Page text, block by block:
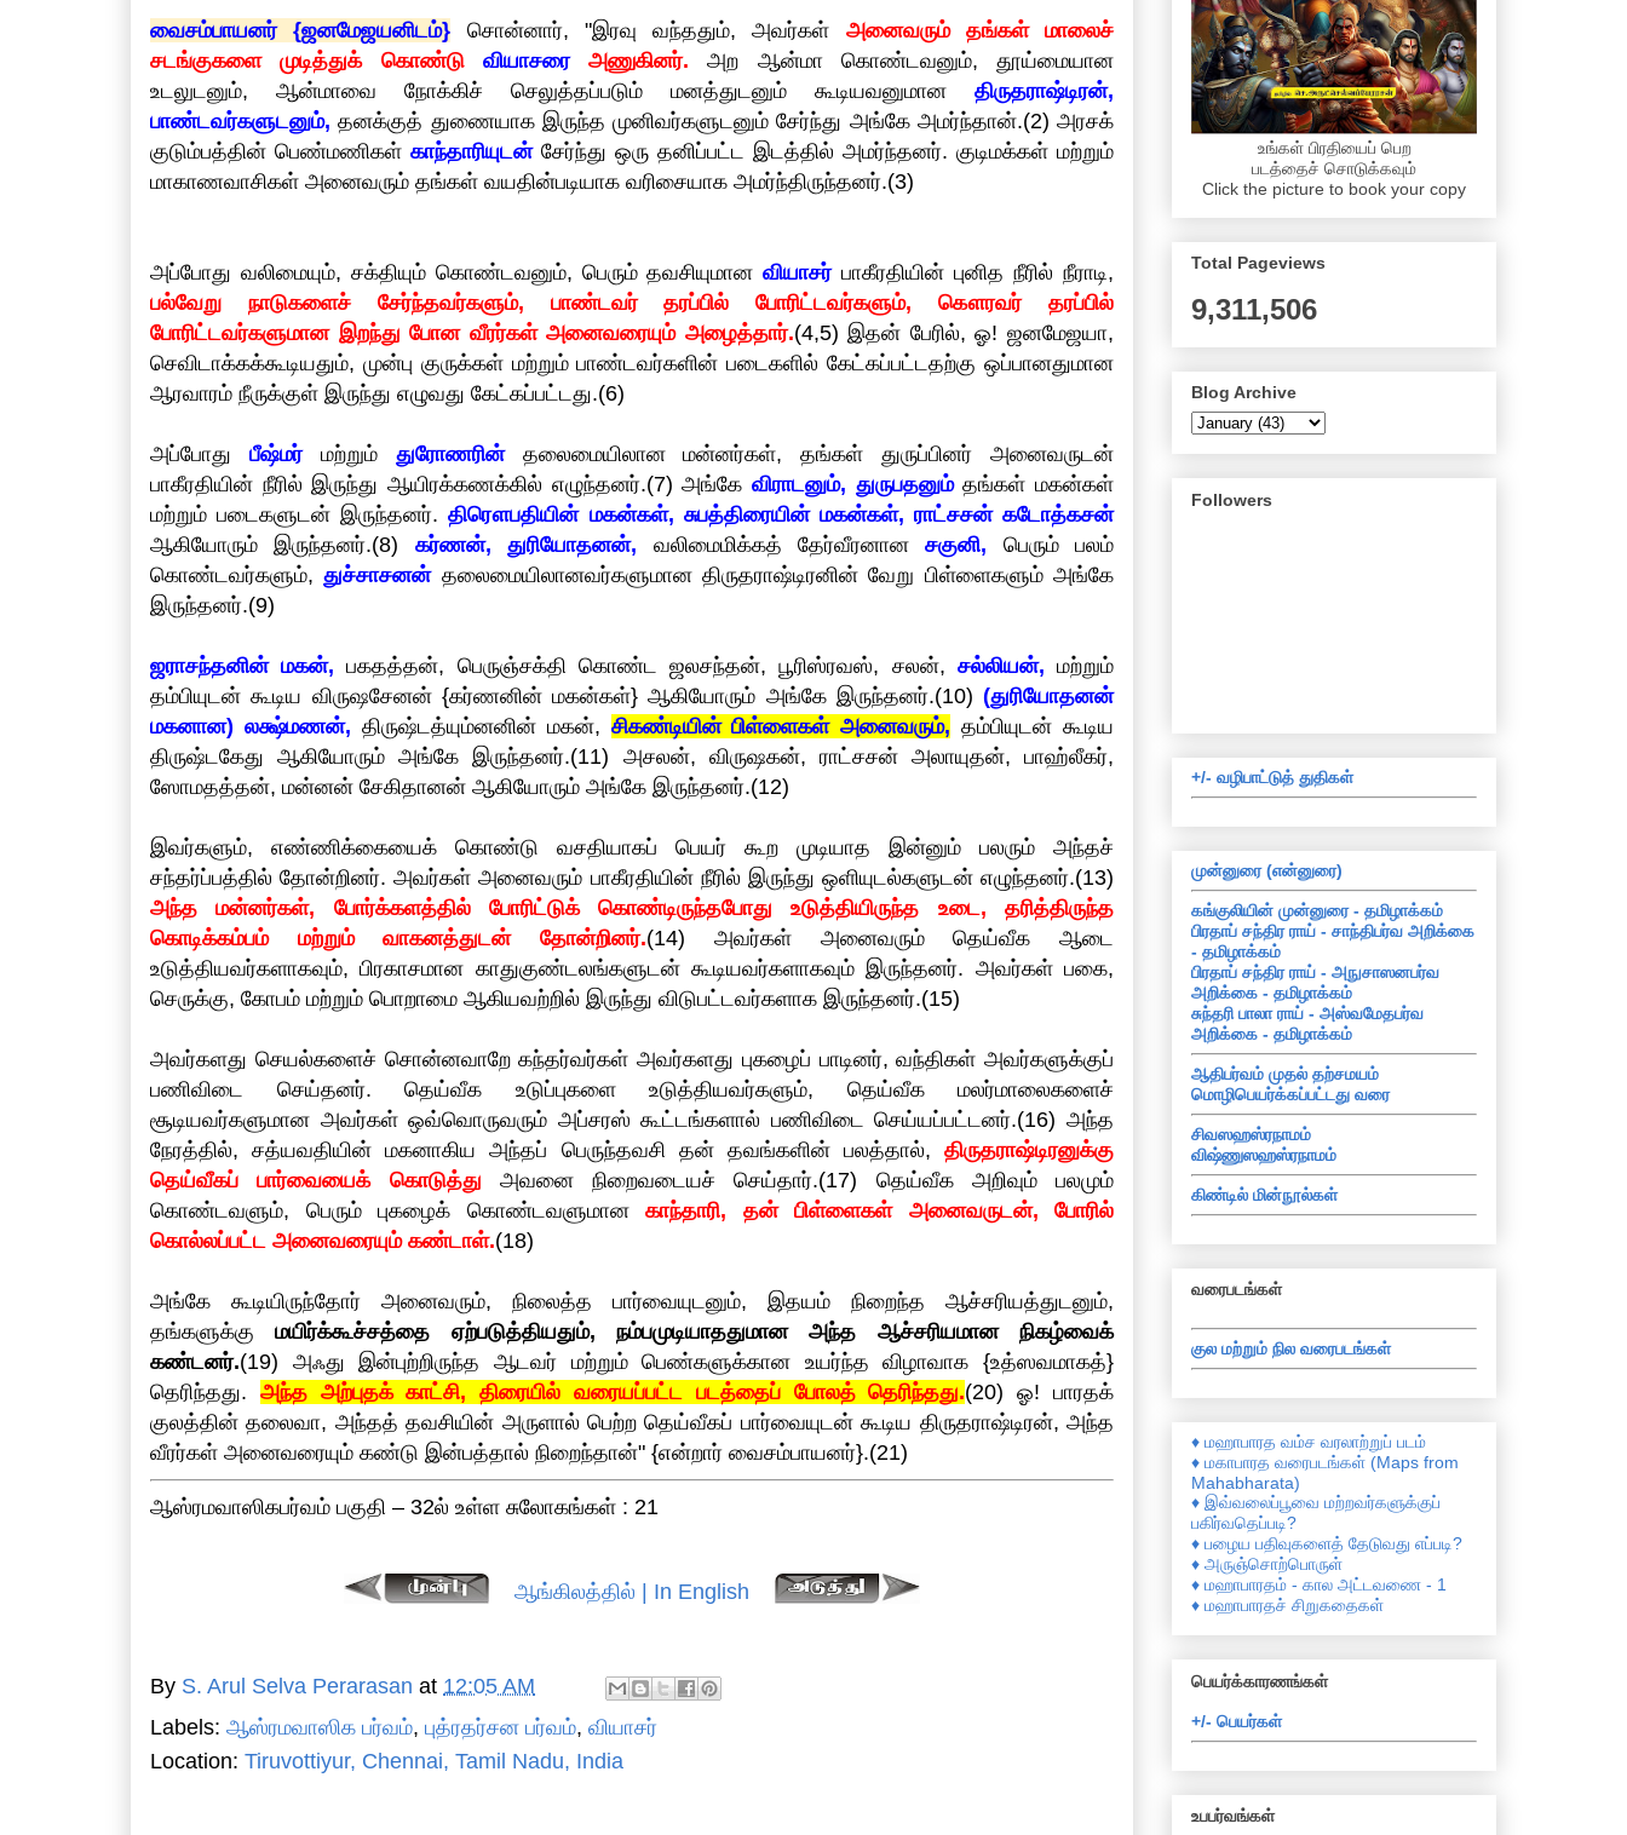
வைசம்பாயனர் {ஜனமேஜயனிடம்} சொன்னார், "இரவு வந்ததும், அவர்கள் அனைவரும் தங்கள் மாலைச்
சடங்குகளை முடித்துக் கொண்டு வியாசரைஅணுகினர். அற ஆன்மா கொண்டவனும், தூய்மையான
உடலுடனும், ஆன்மாவை நோக்கிச் செலுத்தப்படும் மனத்துடனும் கூடியவனுமான திருதராஷ்டிரன்,
பாண்டவர்களுடனும், தனக்குத் துணையாக இருந்த முனிவர்களுடனும் சேர்ந்து அங்கே அமர்ந்தான்.(2) அரசக்
குடும்பத்தின் பெண்மணிகள் காந்தாரியுடன்சேர்ந்து ஒரு தனிப்பட்ட இடத்தில் அமர்ந்தனர். குடிமக்கள் மற்றும்
மாகாணவாசிகள் அனைவரும் தங்கள் வயதின்படியாக வரிசையாக அமர்ந்திருந்தனர்.(3)
அப்போது வலிமையும், சக்தியும் கொண்டவனும், பெரும் தவசியுமானவியாசர்பாகீரதியின் புனித நீரில் நீராடி,
பல்வேறு நாடுகளைச் சேர்ந்தவர்களும், பாண்டவர் தரப்பில் போரிட்டவர்களும், கௌரவர் தரப்பில்
போரிட்டவர்களுமான இறந்து போன வீரர்கள் அனைவரையும் அழைத்தார்.(4,5) இதன் பேரில், ஓ! ஜனமேஜயா,
செவிடாக்கக்கூடியதும், முன்பு குருக்கள் மற்றும் பாண்டவர்களின் படைகளில் கேட்கப்பட்டதற்கு ஒப்பானதுமான
ஆரவாரம் நீருக்குள் இருந்து எழுவது கேட்கப்பட்டது.(6)
அப்போது பீஷ்மர்மற்றும் துரோணரின்தலைமையிலான மன்னர்கள், தங்கள் துருப்பினர் அனைவருடன்
பாகீரதியின் நீரில் இருந்து ஆயிரக்கணக்கில் எழுந்தனர்.(7) அங்கே விராடனும், துருபதனும்தங்கள் மகன்கள்
மற்றும் படைகளுடன் இருந்தனர்.திரௌபதியின் மகன்கள், சுபத்திரையின் மகன்கள், ராட்சசன் கடோத்கசன்
ஆகியோரும் இருந்தனர்.(8) கர்ணன், துரியோதனன், வலிமைமிக்கத் தேர்வீரனானசகுனி, பெரும் பலம்
கொண்டவர்களும்,துச்சாசனன்தலைமையிலானவர்களுமான திருதராஷ்டிரனின் வேறு பிள்ளைகளும் அங்கே
இருந்தனர்.(9)
ஜராசந்தனின் மகன், பகதத்தன், பெருஞ்சக்தி கொண்ட ஜலசந்தன், பூரிஸ்ரவஸ், சலன், சல்லியன், மற்றும்
தம்பியுடன் கூடிய விருஷசேனன் {கர்ணனின் மகன்கள்} ஆகியோரும் அங்கே இருந்தனர்.(10) (துரியோதனன்
மகனான) லக்ஷ்மணன், திருஷ்டத்யும்னனின் மகன், சிகண்டியின் பிள்ளைகள் அனைவரும், தம்பியுடன் கூடிய
திருஷ்டகேது ஆகியோரும் அங்கே இருந்தனர்.(11) அசலன், விருஷகன், ராட்சசன் அலாயுதன், பாஹ்லீகர்,
ஸோமதத்தன், மன்னன் சேகிதானன் ஆகியோரும் அங்கே இருந்தனர்.(12)
இவர்களும், எண்ணிக்கையைக் கொண்டு வசதியாகப் பெயர் கூற முடியாத இன்னும் பலரும் அந்தச்
சந்தர்ப்பத்தில் தோன்றினர். அவர்கள் அனைவரும் பாகீரதியின் நீரில் இருந்து ஒளியுடல்களுடன் எழுந்தனர்.(13)
அந்த மன்னர்கள், போர்க்களத்தில் போரிட்டுக் கொண்டிருந்தபோது உடுத்தியிருந்த உடை, தரித்திருந்த
கொடிக்கம்பம் மற்றும் வாகனத்துடன் தோன்றினர்.(14) அவர்கள் அனைவரும் தெய்வீக ஆடை
உடுத்தியவர்களாகவும், பிரகாசமான காதுகுண்டலங்களுடன் கூடியவர்களாகவும் இருந்தனர். அவர்கள் பகை,
செருக்கு, கோபம் மற்றும் பொறாமை ஆகியவற்றில் இருந்து விடுபட்டவர்களாக இருந்தனர்.(15)
அவர்களது செயல்களைச் சொன்னவாறே கந்தர்வர்கள் அவர்களது புகழைப் பாடினர், வந்திகள் அவர்களுக்குப்
பணிவிடை செய்தனர். தெய்வீக உடுப்புகளை உடுத்தியவர்களும், தெய்வீக மலர்மாலைகளைச்
சூடியவர்களுமான அவர்கள் ஒவ்வொருவரும் அப்சரஸ் கூட்டங்களால் பணிவிடை செய்யப்பட்டனர்.(16) அந்த
நேரத்தில், சத்யவதியின் மகனாகிய அந்தப் பெருந்தவசி தன் தவங்களின் பலத்தால், திருதராஷ்டிரனுக்கு
தெய்வீகப் பார்வையைக் கொடுத்து அவனை நிறைவடையச் செய்தார்.(17) தெய்வீக அறிவும் பலமும்
கொண்டவளும், பெரும் புகழைக் கொண்டவளுமான காந்தாரி, தன் பிள்ளைகள் அனைவருடன், போரில்
கொல்லப்பட்ட அனைவரையும் கண்டாள்.(18)
அங்கே கூடியிருந்தோர் அனைவரும், நிலைத்த பார்வையுடனும், இதயம் நிறைந்த ஆச்சரியத்துடனும்,
தங்களுக்குமயிர்க்கூச்சத்தை ஏற்படுத்தியதும், நம்பமுடியாததுமான அந்த ஆச்சரியமான நிகழ்வைக்
கண்டனர்.(19) அஃது இன்புற்றிருந்த ஆடவர் மற்றும் பெண்களுக்கான உயர்ந்த விழாவாக {உத்ஸவமாகத்}
தெரிந்தது. அந்த அற்புதக் காட்சி, திரையில் வரையப்பட்ட படத்தைப் போலத் தெரிந்தது.(20) ஓ! பாரதக்
குலத்தின் தலைவா, அந்தத் தவசியின் அருளால் பெற்ற தெய்வீகப் பார்வையுடன் கூடிய திருதராஷ்டிரன், அந்த
வீரர்கள் அனைவரையும் கண்டு இன்பத்தால் நிறைந்தான்" {என்றார் வைசம்பாயனர்}.(21)
ஆஸ்ரமவாஸிகபர்வம் பகுதி – 32ல் உள்ள சுலோகங்கள் : 21
ஆங்கிலத்தில் | In English
By S. Arul Selva Perarasan at 12:05 AM
Labels: ஆஸ்ரமவாஸிக பர்வம், புத்ரதர்சன பர்வம், வியாசர்
Location: Tiruvottiyur, Chennai, Tamil Nadu, India
உங்கள் பிரதியைப் பெற
படத்தைச் சொடுக்கவும்
Click the picture to book your copy
Total Pageviews
9,311,506
Blog Archive
Followers
+/- வழிபாட்டுத் துதிகள்
முன்னுரை (என்னுரை)
கங்குலியின் முன்னுரை - தமிழாக்கம்
பிரதாப் சந்திர ராய் - சாந்திபர்வ அறிக்கை
- தமிழாக்கம்
பிரதாப் சந்திர ராய் - அநுசாஸனபர்வ
அறிக்கை - தமிழாக்கம்
சுந்தரி பாலா ராய் - அஸ்வமேதபர்வ
அறிக்கை - தமிழாக்கம்
ஆதிபர்வம் முதல் தற்சமயம்
மொழிபெயர்க்கப்பட்டது வரை
சிவஸஹஸ்ரநாமம்
விஷ்ணுஸஹஸ்ரநாமம்
கிண்டில் மின்நூல்கள்
வரைபடங்கள்
குல மற்றும் நில வரைபடங்கள்
♦ மஹாபாரத வம்ச வரலாற்றுப் படம்
♦ மகாபாரத வரைபடங்கள் (Maps from
Mahabharata)
♦ இவ்வலைப்பூவை மற்றவர்களுக்குப்
பகிர்வதெப்படி?
♦ பழைய பதிவுகளைத் தேடுவது எப்படி?
♦ அருஞ்சொற்பொருள்
♦ மஹாபாரதம் - கால அட்டவணை - 1
♦ மஹாபாரதச் சிறுகதைகள்
பெயர்க்காரணங்கள்
+/- பெயர்கள்
உபபர்வங்கள்